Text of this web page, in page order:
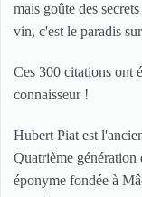
mais goûte des
vin, c'est le paradis
Ces 300 citations ont
connaisseur !
Hubert Piat est
Quatrième
éponyme fondée à